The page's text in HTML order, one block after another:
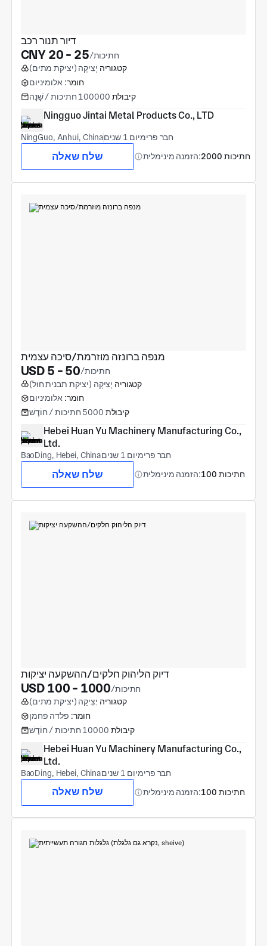
דיור תנור רכב
CNY 20 - 25 /חתיכות
קטגוריה יְצִיקָה (יציקת מתים)
חומר: אלומיניום
קיבולת 100000 חתיכות / שָׁנָה
Ningguo Jintai Metal Products Co., LTD
NingGuo, Anhui, China חבר פרימיום 1 שנים
שלח שאלה הזמנה מינימלית: 2000 חתיכות
מנפה ברונזה מוזרמת/סיכה עצמית
USD 5 - 50 /חתיכות
קטגוריה יְצִיקָה (יציקת תבנית חול)
חומר: אלומיניום
קיבולת 5000 חתיכות / חוֹדֶשׁ
Hebei Huan Yu Machinery Manufacturing Co.,
Ltd.
BaoDing, Hebei, China חבר פרימיום 1 שנים
שלח שאלה הזמנה מינימלית: 100 חתיכות
דיוק הליהוק חלקים/ההשקעה יציקות
USD 100 - 1000 /חתיכות
קטגוריה יְצִיקָה (יציקת מתים)
חומר: פלדה פחמן
קיבולת 10000 חתיכות / חוֹדֶשׁ
Hebei Huan Yu Machinery Manufacturing Co.,
Ltd.
BaoDing, Hebei, China חבר פרימיום 1 שנים
שלח שאלה הזמנה מינימלית: 100 חתיכות